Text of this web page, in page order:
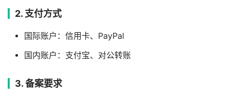
2. 支付方式
国际账户：信用卡、PayPal
国内账户：支付宝、对公转账
3. 备案要求